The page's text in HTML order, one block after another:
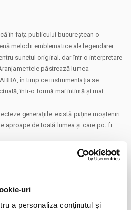
uri
a personaliza conținutul și
în fața publicului bucureștean o
melodii emblematice ale legendarei
sunetul original, dar într-o interpretare
păstrează lumea
în timp ce instrumentația se
într-o formă mai intimă și mai
generațiile: există puține moșteniri
aproape de toată lumea și care pot fi
nostalgic, dar energic, în care
nou viață. Muzicienii din spatele
și respectul lor pentru cântecele
oferă
CONTINUARE